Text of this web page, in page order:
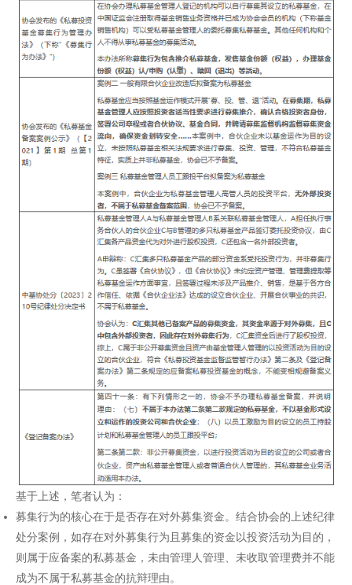
基于上述，笔者认为：
募集行为的核心在于是否存在对外募集资金。结合协会的上述纪律
处分案例，如存在对外募集行为且募集的资金以投资活动为目的，
则属于应备案的私募基金，未由管理人管理、未收取管理费并不能
成为不属于私募基金的抗辩理由。